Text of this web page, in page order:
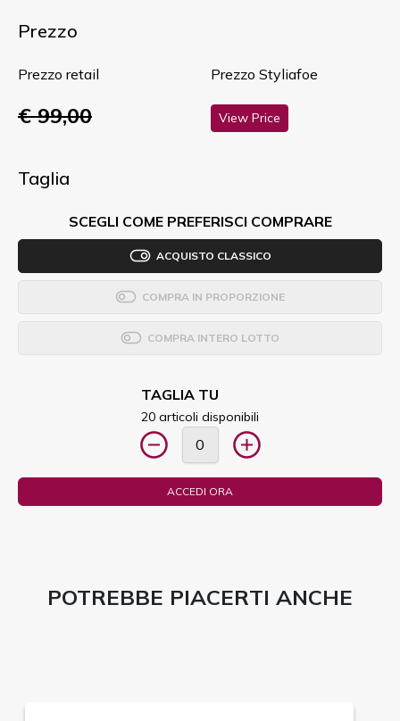
Prezzo
Prezzo retail
€ 99,00
Prezzo Styliafoe
View Price
Taglia
SCEGLI COME PREFERISCI COMPRARE
ACQUISTO CLASSICO
COMPRA IN PROPORZIONE
COMPRA INTERO LOTTO
TAGLIA TU
20 articoli disponibili
ACCEDI ORA
POTREBBE PIACERTI ANCHE